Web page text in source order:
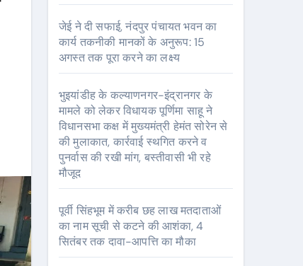
जेई ने दी सफाई, नंदपुर पंचायत भवन का
कार्य तकनीकी मानकों के अनुरूप: 15
अगस्त तक पूरा करने का लक्ष्य
भुइयांडीह के कल्याणनगर-इंद्रानगर के
मामले को लेकर विधायक पूर्णिमा साहू ने
विधानसभा कक्ष में मुख्यमंत्री हेमंत सोरेन से
की मुलाकात, कार्रवाई स्थगित करने व
पुनर्वास की रखी मांग, बस्तीवासी भी रहे
मौजूद
पूर्वी सिंहभूम में करीब छह लाख मतदाताओं
का नाम सूची से कटने की आशंका, 4
सितंबर तक दावा-आपत्ति का मौका